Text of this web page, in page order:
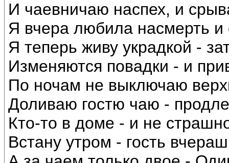
И чаевничаю наспех, и
Я вчера любила насмерть и
Я теперь живу украдкой -
Изменяются повадки - и
По ночам не выключаю
Доливаю гостю чаю -
Кто-то в доме - и не
Встану утром - гость